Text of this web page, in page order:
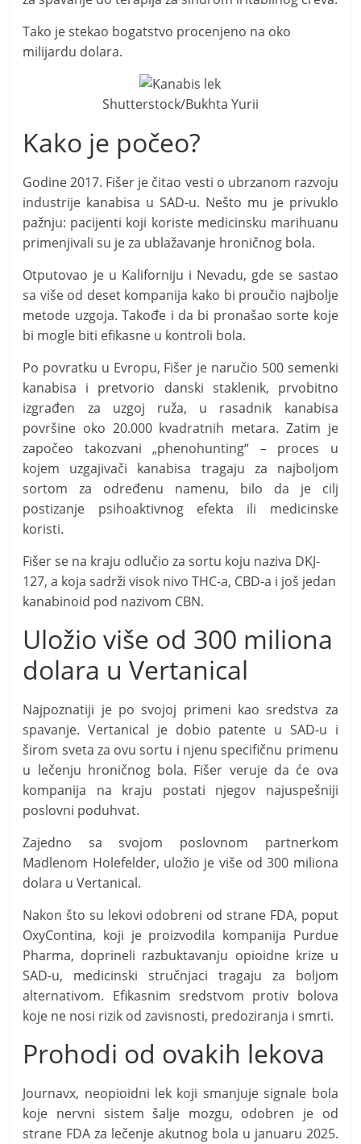
Tako je stekao bogatstvo procenjeno na oko
milijardu dolara.
Shutterstock/Bukhta Yurii
Kako je počeo?
Godine 2017. Fišer je čitao vesti o ubrzanom razvoju
industrije kanabisa u SAD-u. Nešto mu je privuklo
pažnju: pacijenti koji koriste medicinsku marihuanu
primenjivali su je za ublažavanje hroničnog bola.
Otputovao je u Kaliforniju i Nevadu, gde se sastao
sa više od deset kompanija kako bi proučio najbolje
metode uzgoja. Takođe i da bi pronašao sorte koje
bi mogle biti efikasne u kontroli bola.
Po povratku u Evropu, Fišer je naručio 500 semenki
kanabisa i pretvorio danski staklenik, prvobitno
izgrađen za uzgoj ruža, u rasadnik kanabisa
površine oko 20.000 kvadratnih metara. Zatim je
započeo takozvani „phenohunting“ – proces u
kojem uzgajivači kanabisa tragaju za najboljom
sortom za određenu namenu, bilo da je cilj
postizanje psihoaktivnog efekta ili medicinske
koristi.
Fišer se na kraju odlučio za sortu koju naziva DKJ-
127, a koja sadrži visok nivo THC-a, CBD-a i još jedan
kanabinoid pod nazivom CBN.
Uložio više od 300 miliona
dolara u Vertanical
Najpoznatiji je po svojoj primeni kao sredstva za
spavanje. Vertanical je dobio patente u SAD-u i
širom sveta za ovu sortu i njenu specifičnu primenu
u lečenju hroničnog bola. Fišer veruje da će ova
kompanija na kraju postati njegov najuspešniji
poslovni poduhvat.
Zajedno sa svojom poslovnom partnerkom
Madlenom Holefelder, uložio je više od 300 miliona
dolara u Vertanical.
Nakon što su lekovi odobreni od strane FDA, poput
OxyContina, koji je proizvodila kompanija Purdue
Pharma, doprineli razbuktavanju opioidne krize u
SAD-u, medicinski stručnjaci tragaju za boljom
alternativom. Efikasnim sredstvom protiv bolova
koje ne nosi rizik od zavisnosti, predoziranja i smrti.
Prohodi od ovakih lekova
Journavx, neopioidni lek koji smanjuje signale bola
koje nervni sistem šalje mozgu, odobren je od
strane FDA za lečenje akutnog bola u januaru 2025.